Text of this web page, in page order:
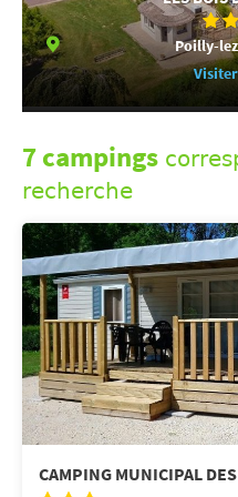
Poilly-
7 campings
recherche
CAMPING MUNICIPAL